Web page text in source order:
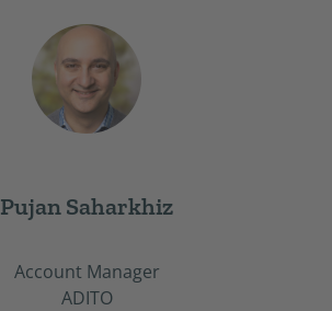
Pujan Saharkhiz
Account Manager
ADITO